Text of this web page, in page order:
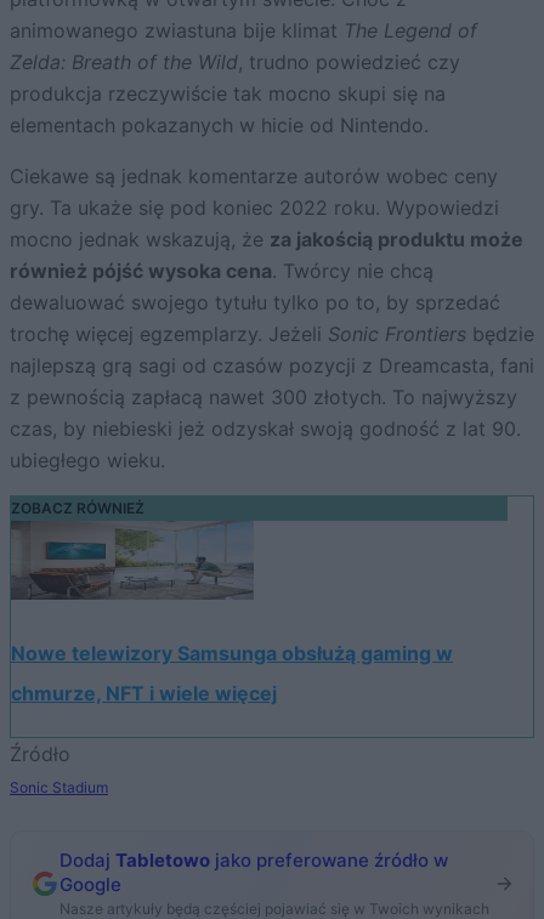
animowanego zwiastuna bije klimat The Legend of
Zelda: Breath of the Wild, trudno powiedzieć czy
produkcja rzeczywiście tak mocno skupi się na
elementach pokazanych w hicie od Nintendo.
Ciekawe są jednak komentarze autorów wobec ceny
gry. Ta ukaże się pod koniec 2022 roku. Wypowiedzi
mocno jednak wskazują, że za jakością produktu może
również pójść wysoka cena. Twórcy nie chcą
dewaluować swojego tytułu tylko po to, by sprzedać
trochę więcej egzemplarzy. Jeżeli Sonic Frontiers będzie
najlepszą grą sagi od czasów pozycji z Dreamcasta, fani
z pewnością zapłacą nawet 300 złotych. To najwyższy
czas, by niebieski jeż odzyskał swoją godność z lat 90.
ubiegłego wieku.
ZOBACZ RÓWNIEŻ
Nowe telewizory Samsunga obsłużą gaming w
chmurze, NFT i wiele więcej
Źródło
Sonic Stadium
Dodaj Tabletowo jako preferowane źródło w
Google
Nasze artykuły będą częściej pojawiać się w Twoich wynikach